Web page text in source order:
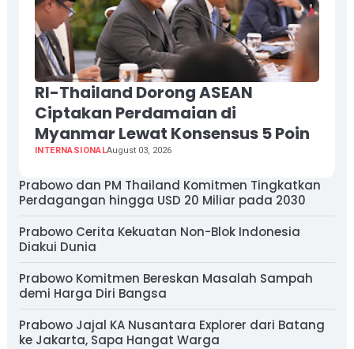
RI-Thailand Dorong ASEAN
Ciptakan Perdamaian di
Myanmar Lewat Konsensus 5 Poin
INTERNASIONALAugust 03, 2026
Prabowo dan PM Thailand Komitmen Tingkatkan
Perdagangan hingga USD 20 Miliar pada 2030
Prabowo Cerita Kekuatan Non-Blok Indonesia
Diakui Dunia
Prabowo Komitmen Bereskan Masalah Sampah
demi Harga Diri Bangsa
Prabowo Jajal KA Nusantara Explorer dari Batang
ke Jakarta, Sapa Hangat Warga